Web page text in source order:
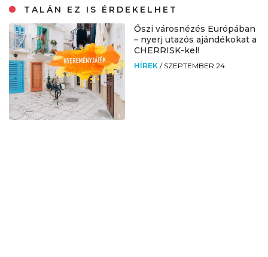
TALÁN EZ IS ÉRDEKELHET
Őszi városnézés Európában
– nyerj utazós ajándékokat a
CHERRISK-kel!
HÍREK / SZEPTEMBER 24.